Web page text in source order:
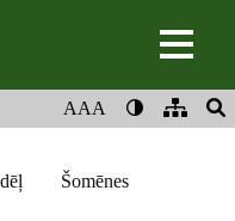
AAA
Šomēnes